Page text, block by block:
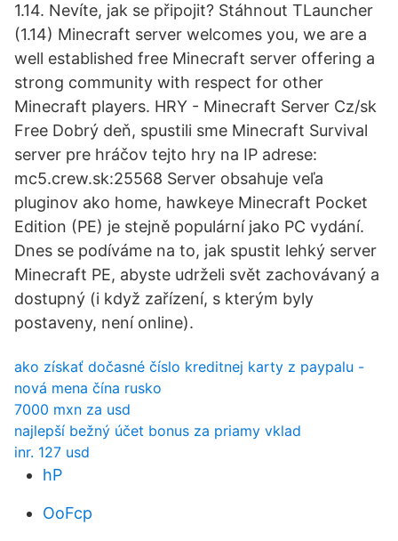
1.14. Nevíte, jak se připojit? Stáhnout TLauncher
(1.14) Minecraft server welcomes you, we are a
well established free Minecraft server offering a
strong community with respect for other
Minecraft players. HRY - Minecraft Server Cz/sk
Free Dobrý deň, spustili sme Minecraft Survival
server pre hráčov tejto hry na IP adrese:
mc5.crew.sk:25568 Server obsahuje veľa
pluginov ako home, hawkeye Minecraft Pocket
Edition (PE) je stejně populární jako PC vydání.
Dnes se podíváme na to, jak spustit lehký server
Minecraft PE, abyste udrželi svět zachovávaný a
dostupný (i když zařízení, s kterým byly
postaveny, není online).
ako získať dočasné číslo kreditnej karty z paypalu -
nová mena čína rusko
7000 mxn za usd
najlepší bežný účet bonus za priamy vklad
inr. 127 usd
hP
OoFcp